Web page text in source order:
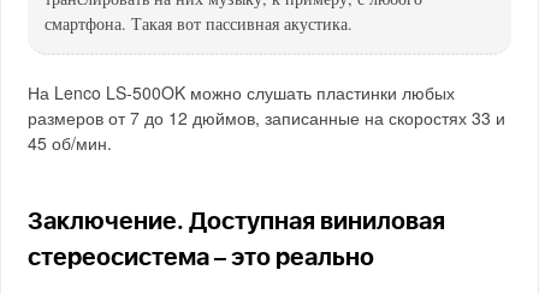
смартфона. Такая вот пассивная акустика.
На Lenco LS-500OK можно слушать пластинки любых
размеров от 7 до 12 дюймов, записанные на скоростях 33 и
45 об/мин.
Заключение. Доступная виниловая
стереосистема – это реально